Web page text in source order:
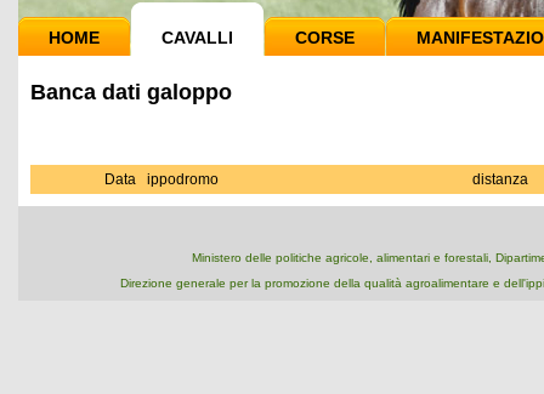
HOME CAVALLI CORSE
Banca dati galoppo
Data ippodromo distanza
Ministero delle politiche agricole, alimentari e forestali,
Direzione generale per la promozione della qualità agroalimentare e